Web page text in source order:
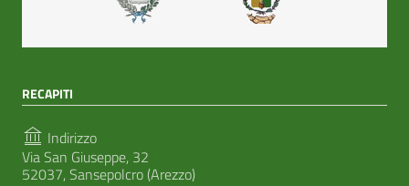
RECAPITI
Indirizzo
Via San Giuseppe, 32
52037, Sansepolcro (Arezzo)